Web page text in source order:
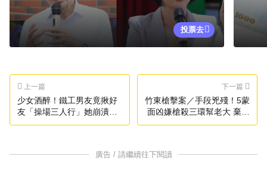
投票去
上一篇
少女酒醉！鐵工男友竟揪好
友「操場三人行」她崩潰休
學
下一篇
竹東槍擊案／手段兇殘！5蒙
面凶嫌槍殺三環幫老大 棄車
逃逸中
廣告 / 請繼續往下閱讀